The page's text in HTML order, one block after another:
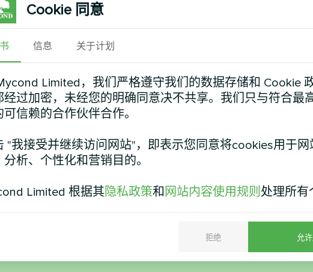
Cookie 同意
信息 关于计划
Limited，我们严格遵守我们的数据存储和 Cookie
经过加密，未经您的明确同意决不共享。我们只与符合最
可信赖的合作伙伴合作。
"我接受并继续访问网站"，即表示您同意将cookies用于网
分析、个性化和营销目的。
Limited 根据其隐私政策和 网站内容使用规则 处理所有
拒绝 允